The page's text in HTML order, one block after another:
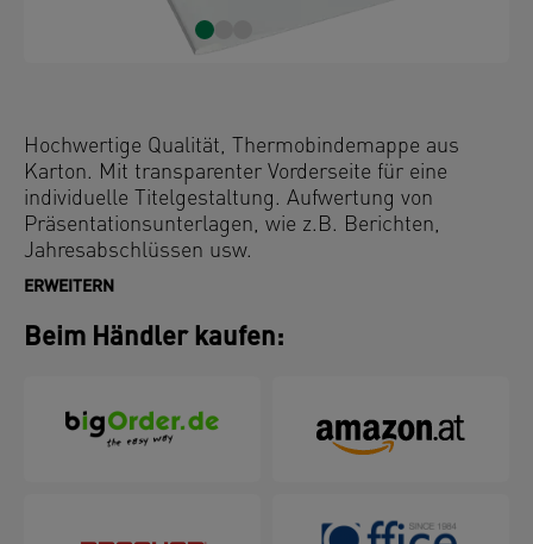
Hochwertige Qualität, Thermobindemappe aus
Karton. Mit transparenter Vorderseite für eine
individuelle Titelgestaltung. Aufwertung von
Präsentationsunterlagen, wie z.B. Berichten,
Jahresabschlüssen usw.
ERWEITERN
Beim Händler kaufen: